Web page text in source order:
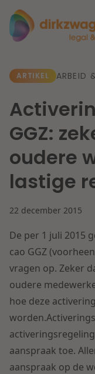
Expertises
Fiscaal
Arbeid &
IE & Innovatie
Energie
Zorg & Sociaal
Lees meer
Dichtbij de
woningbouw
Artikelen
Klantcases
Events
Specialisten
Over ons
Internationale
Nieuws
Werken bij
Contact
Nederlands
ARTIKEL ARBEID
GGZ:
oudere
lastige
22 december 2015
De per 1 juli 2015
cao GGZ
vragen op. Zeker
oudere
hoe deze
aanspraak toe.
aanspraak op de